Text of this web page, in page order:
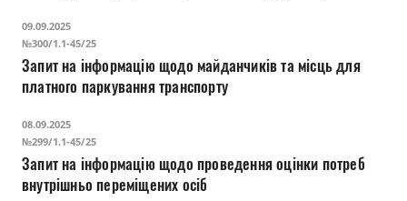
09.09.2025
№300/1.1-45/25
Запит на інформацію щодо майданчиків та місць для
платного паркування транспорту
08.09.2025
№299/1.1-45/25
Запит на інформацію щодо проведення оцінки потреб
внутрішньо переміщених осіб